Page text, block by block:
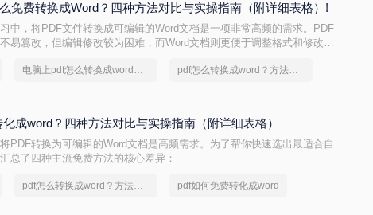
免费转换成Word？四种方法对比与实操指南（附详细表格）!
中，将PDF文件转换成可编辑的Word文档是一项非常高频的需求。PDF
易篡改，但编辑修改较为困难，而Word文档则更便于调整格式和修改内
电脑上pdf怎么转换成word免费 pdf怎么转换成word？方法详细解析
成word？四种方法对比与实操指南（附详细表格）
PDF转换为可编辑的Word文档是高频需求。为了帮你快速选出最适合自
总了四种主流免费方法的核心差异：
pdf怎么转换成word？方法详细解析 pdf如何免费转化成word